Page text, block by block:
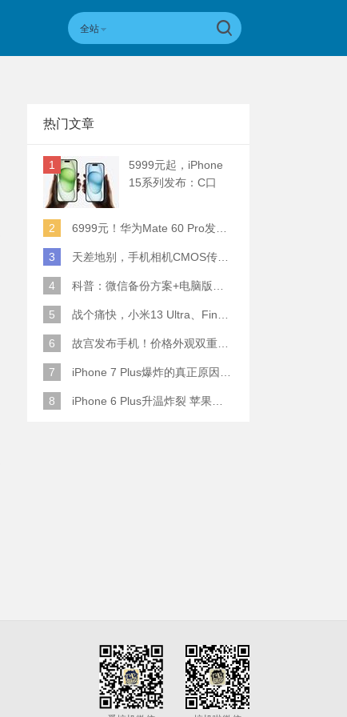
全站
热门文章
1
5999元起，iPhone
15系列发布：C口
2
6999元！华为Mate 60 Pro发布：麒麟9000S+卫星通话 (附初步跑分)
3 天差地别，手机相机CMOS传感器实际面积对比
4 科普：微信备份方案+电脑版丢失数据恢复指南
5 战个痛快，小米13 Ultra、Find X6 Pro、vivo X90 Pro+、小米12SU拍照横评
6 故宫发布手机！价格外观双重逆天！
7 iPhone 7 Plus爆炸的真正原因原来是这样
8 iPhone 6 Plus升温炸裂 苹果赔了一部全新的